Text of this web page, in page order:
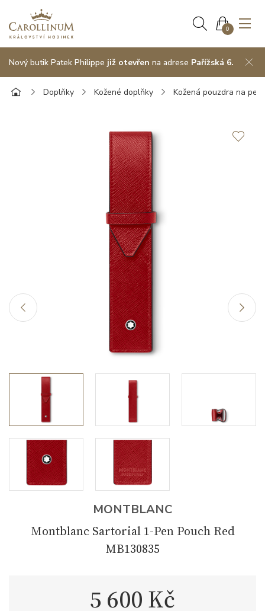
0
Nový butik Patek Philippe již otevřen na adrese Pařížská 6.
Doplňky Kožené doplňky Kožená pouzdra na pera
MONTBLANC
Montblanc Sartorial 1-Pen Pouch Red
MB130835
5 600 Kč